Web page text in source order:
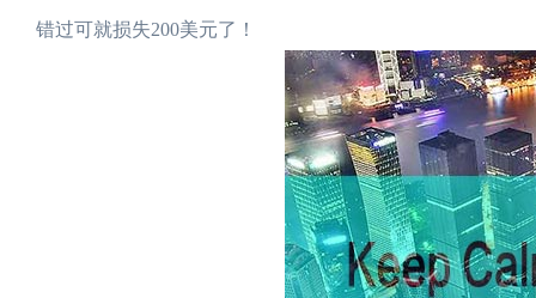
错过可就损失200美元了！